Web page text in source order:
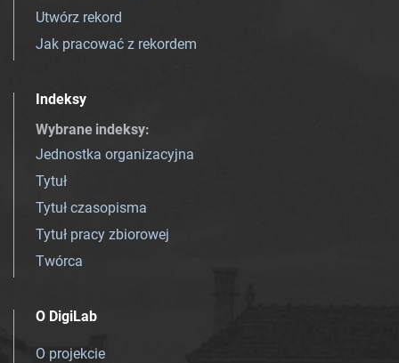
Utwórz rekord
Jak pracować z rekordem
Indeksy
Wybrane indeksy:
Jednostka organizacyjna
Tytuł
Tytuł czasopisma
Tytuł pracy zbiorowej
Twórca
O DigiLab
O projekcie